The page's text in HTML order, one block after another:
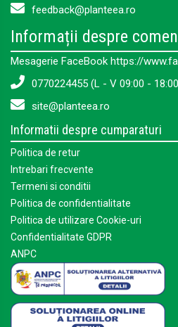
feedback@planteea.ro
Informații despre
Mesagerie FaceBook https://
0770224455 (L - V 09:00 -
site@planteea.ro
Informatii despre cumparaturi
Politica de retur
Intrebari frecvente
Termeni si conditii
Politica de confidentialitate
Politica de utilizare Cookie-uri
Confidentialitate GDPR
ANPC